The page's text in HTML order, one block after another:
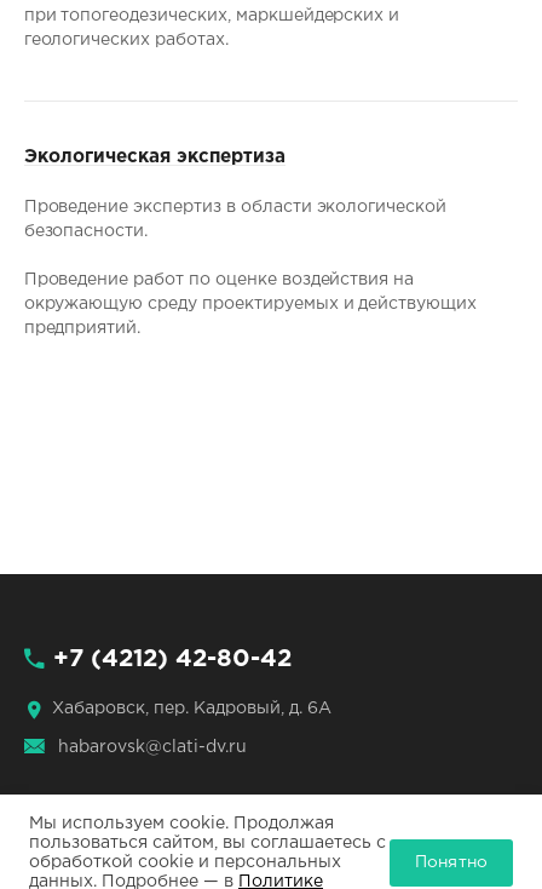
при топогеодезических, маркшейдерских и
геологических работах.
Экологическая экспертиза
Проведение экспертиз в области экологической
безопасности.
Проведение работ по оценке воздействия на
окружающую среду проектируемых и действующих
предприятий.
+7 (4212) 42-80-42
Хабаровск, пер. Кадровый, д. 6А
habarovsk@clati-dv.ru
ЦЛАТИ по ДФО © 2026
Мы используем cookie. Продолжая
пользоваться сайтом, вы соглашаетесь с
обработкой cookie и персональных
данных. Подробнее — в
Политике
Понятно